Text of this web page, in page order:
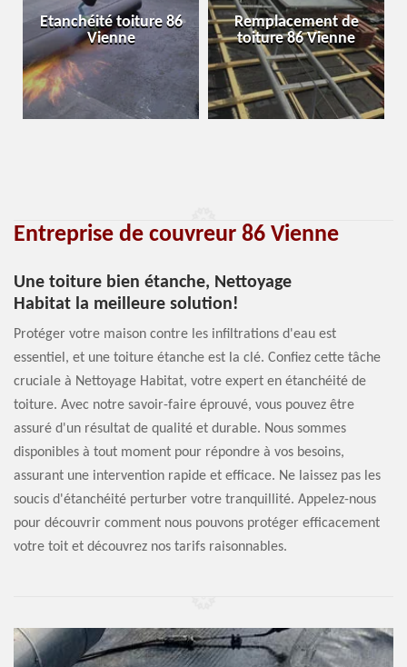
Etanchéité toiture 86
Vienne
Remplacement de
toiture 86 Vienne
Entreprise de couvreur 86 Vienne
Une toiture bien étanche, Nettoyage
Habitat la meilleure solution!
Protéger votre maison contre les infiltrations d'eau est
essentiel, et une toiture étanche est la clé. Confiez cette tâche
cruciale à Nettoyage Habitat, votre expert en étanchéité de
toiture. Avec notre savoir-faire éprouvé, vous pouvez être
assuré d'un résultat de qualité et durable. Nous sommes
disponibles à tout moment pour répondre à vos besoins,
assurant une intervention rapide et efficace. Ne laissez pas les
soucis d'étanchéité perturber votre tranquillité. Appelez-nous
pour découvrir comment nous pouvons protéger efficacement
votre toit et découvrez nos tarifs raisonnables.